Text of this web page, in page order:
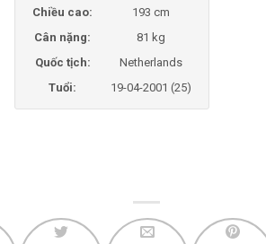
Chiều cao:
193 cm
Cân nặng:
81 kg
Quốc tịch:
Netherlands
Tuổi:
19-04-2001 (25)